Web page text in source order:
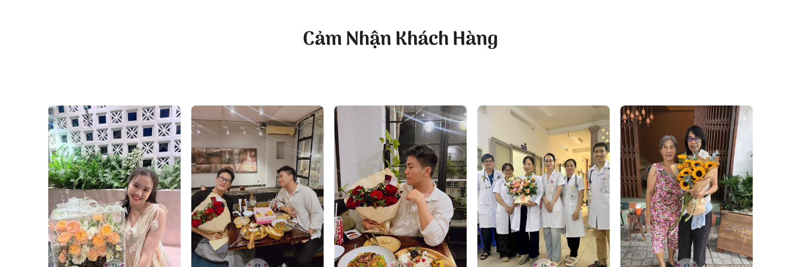
Văn Phòng: 235A Hoàng Hoa Thám, P.5, Quận Phú Nhuận, TP.HCM
Website:https://flowersight.com/
Đánh giá product này
Cảm Nhận Khách Hàng